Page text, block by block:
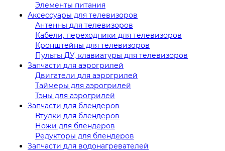
Элементы питания
Аксессуары для телевизоров
Антенны для телевизоров
Кабели, переходники для телевизоров
Кронштейны для телевизоров
Пульты ДУ, клавиатуры для телевизоров
Запчасти для аэрогрилей
Двигатели для аэрогрилей
Таймеры для аэрогрилей
Тэны для аэрогрилей
Запчасти для блендеров
Втулки для блендеров
Ножи для блендеров
Редукторы для блендеров
Запчасти для водонагревателей